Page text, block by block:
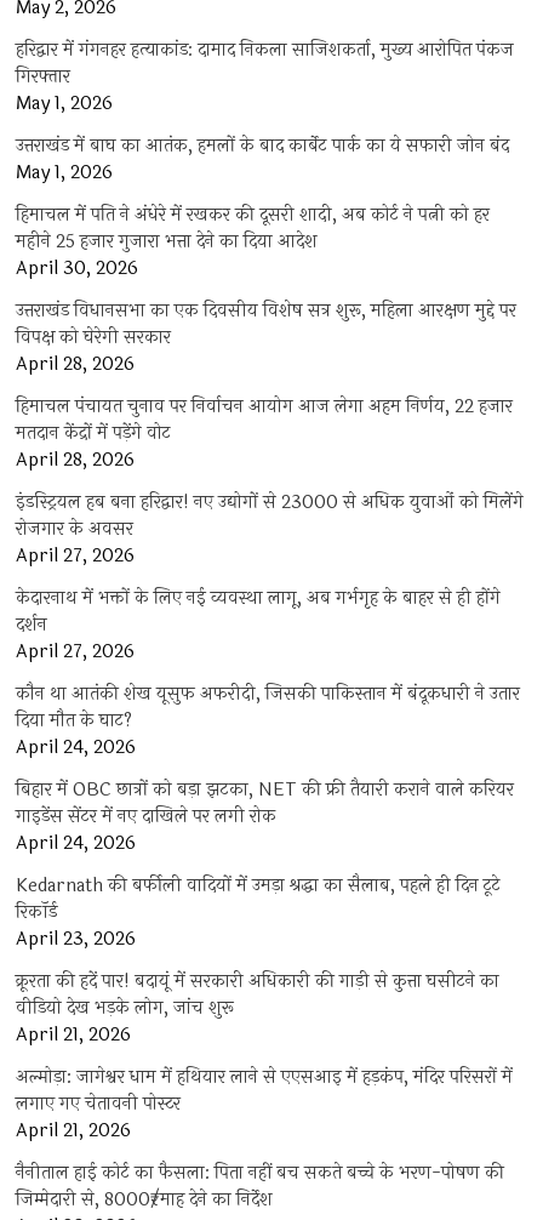
May 2, 2026
हरिद्वार में गंगनहर हत्याकांड: दामाद निकला साजिशकर्ता, मुख्य आरोपित पंकज
गिरफ्तार
May 1, 2026
उत्तराखंड में बाघ का आतंक, हमलों के बाद कार्बेट पार्क का ये सफारी जोन बंद
May 1, 2026
हिमाचल में पति ने अंधेरे में रखकर की दूसरी शादी, अब कोर्ट ने पत्नी को हर
महीने 25 हजार गुजारा भत्ता देने का दिया आदेश
April 30, 2026
उत्तराखंड विधानसभा का एक दिवसीय विशेष सत्र शुरू, महिला आरक्षण मुद्दे पर
विपक्ष को घेरेगी सरकार
April 28, 2026
हिमाचल पंचायत चुनाव पर निर्वाचन आयोग आज लेगा अहम निर्णय, 22 हजार
मतदान केंद्रों में पड़ेंगे वोट
April 28, 2026
इंडस्ट्रियल हब बना हरिद्वार! नए उद्योगों से 23000 से अधिक युवाओं को मिलेंगे
रोजगार के अवसर
April 27, 2026
केदारनाथ में भक्तों के लिए नई व्यवस्था लागू, अब गर्भगृह के बाहर से ही होंगे
दर्शन
April 27, 2026
कौन था आतंकी शेख यूसुफ अफरीदी, जिसकी पाकिस्तान में बंदूकधारी ने उतार
दिया मौत के घाट?
April 24, 2026
बिहार में OBC छात्रों को बड़ा झटका, NET की फ्री तैयारी कराने वाले करियर
गाइडेंस सेंटर में नए दाखिले पर लगी रोक
April 24, 2026
Kedarnath की बर्फीली वादियों में उमड़ा श्रद्धा का सैलाब, पहले ही दिन टूटे
रिकॉर्ड
April 23, 2026
क्रूरता की हदें पार! बदायूं में सरकारी अधिकारी की गाड़ी से कुत्ता घसीटने का
वीडियो देख भड़के लोग, जांच शुरू
April 21, 2026
अल्मोड़ा: जागेश्वर धाम में हथियार लाने से एएसआइ में हड़कंप, मंदिर परिसरों में
लगाए गए चेतावनी पोस्टर
April 21, 2026
नैनीताल हाई कोर्ट का फैसला: पिता नहीं बच सकते बच्चे के भरण-पोषण की
जिम्मेदारी से, 8000₹/माह देने का निर्देश